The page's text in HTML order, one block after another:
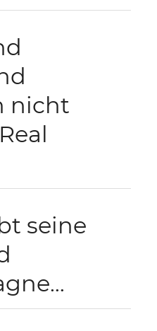
nicht
seine